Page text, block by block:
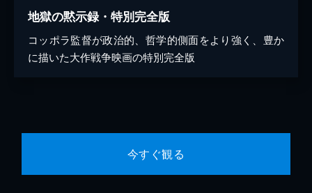
地獄の黙示録・特別完全版
コッポラ監督が政治的、哲学的側面をより強く、豊か
に描いた大作戦争映画の特別完全版
今すぐ観る